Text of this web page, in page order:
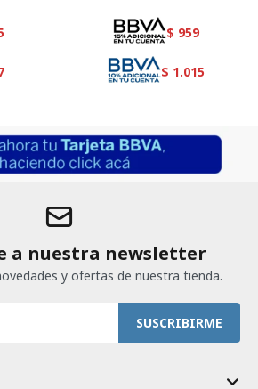
$ 959
$ 1.015
a nuestra newsletter
y ofertas de nuestra tienda.
SUSCRIBIRME